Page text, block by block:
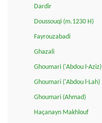
Dardir
Doussouqi (m.1230 H)
Fayrouzabadi
Ghazali
Ghoumari ('Abdou l-Aziz)
Ghoumari ('Abdou l-Lah)
Ghoumari (Ahmad)
Haçanayn Makhlouf